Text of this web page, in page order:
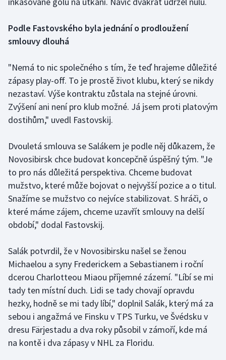
Stolní tenis
Triatlon
Vodní slalom
Volejbal
Podle Fastovského byla jednání o prodloužení
smlouvy dlouhá
"Nemá to nic společného s tím, že teď hrajeme důležité
zápasy play-off. To je prostě život klubu, který se nikdy
nezastaví. Výše kontraktu zůstala na stejné úrovni.
Zvýšení ani není pro klub možné. Já jsem proti platovým
dostihům," uvedl Fastovskij.
Dvouletá smlouva se Salákem je podle něj důkazem, že
Novosibirsk chce budovat koncepčně úspěšný tým. "Je
to pro nás důležitá perspektiva. Chceme budovat
mužstvo, které může bojovat o nejvyšší pozice a o titul.
Snažíme se mužstvo co nejvíce stabilizovat. S hráči, o
které máme zájem, chceme uzavřít smlouvy na delší
období," dodal Fastovskij.
Salák potvrdil, že v Novosibirsku našel se ženou
Michaelou a syny Frederickem a Sebastianem i roční
dcerou Charlotteou Miaou příjemné zázemí. "Líbí se mi
tady ten místní duch. Lidi se tady chovají opravdu
hezky, hodně se mi tady líbí," doplnil Salák, který má za
sebou i angažmá ve Finsku v TPS Turku, ve Švédsku v
dresu Färjestadu a dva roky působil v zámoří, kde má
na kontě i dva zápasy v NHL za Floridu.